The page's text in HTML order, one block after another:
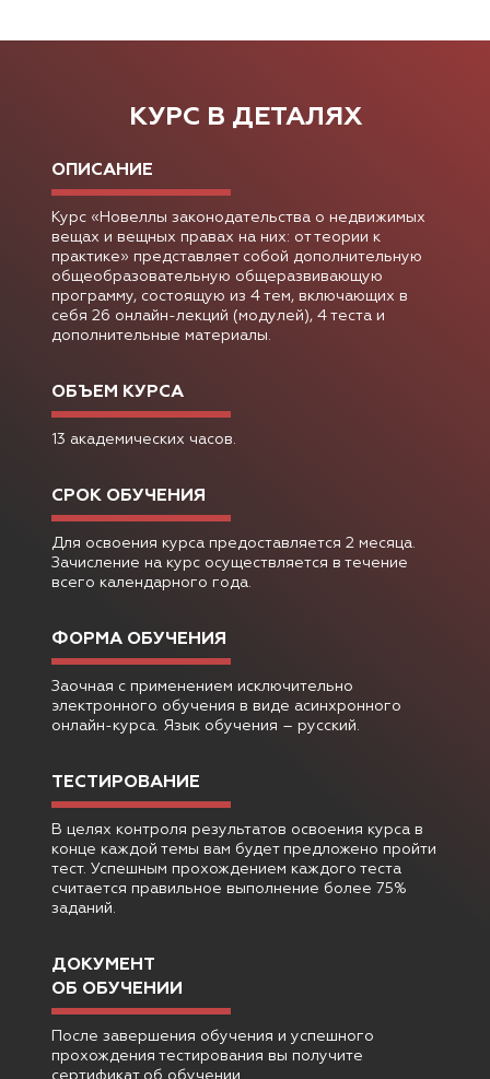
КУРС В ДЕТАЛЯХ
ОПИСАНИЕ
Курс «Новеллы законодательства о недвижимых
вещах и вещных правах на них: от теории к
практике» представляет собой дополнительную
общеобразовательную общеразвивающую
программу, состоящую из 4 тем, включающих в
себя 26 онлайн-лекций (модулей), 4 теста и
дополнительные материалы.
ОБЪЕМ КУРСА
13 академических часов.
СРОК ОБУЧЕНИЯ
Для освоения курса предоставляется 2 месяца.
Зачисление на курс осуществляется в течение
всего календарного года.
ФОРМА ОБУЧЕНИЯ
Заочная с применением исключительно
электронного обучения в виде асинхронного
онлайн-курса. Язык обучения – русский.
ТЕСТИРОВАНИЕ
В целях контроля результатов освоения курса в
конце каждой темы вам будет предложено пройти
тест. Успешным прохождением каждого теста
считается правильное выполнение более 75%
заданий.
ДОКУМЕНТ
ОБ ОБУЧЕНИИ
После завершения обучения и успешного
прохождения тестирования вы получите
сертификат об обучении.